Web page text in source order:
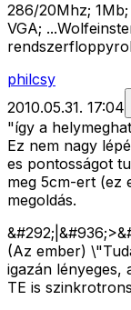
286/20Mhz;
VGA;
philcsy
2010.05.31. 17:04
"így a
Ez nem nagy
es pontosságot
meg 5cm-ert (ez
megoldás.
(Az ember)
igazán lényeges,
TE is